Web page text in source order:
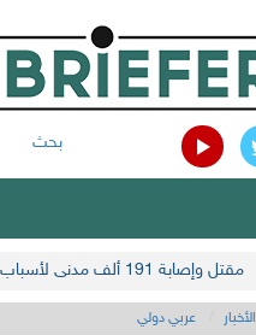
بحث
مقتل وإصابة 191 ألف مدني لأسباب مباشرة وغير مباشرة في أحدث حصيلة حوثية
الأخبار عربي دولي